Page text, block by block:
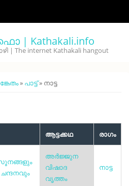
| Kathakali.info
The internet Kathakali hangout
» പാട്ട്» നാട്ട
ആട്ടക്കഥ രാഗം
അര്‍ജ്ജുന
വിഷാദ
വൃത്തം
നാട്ട